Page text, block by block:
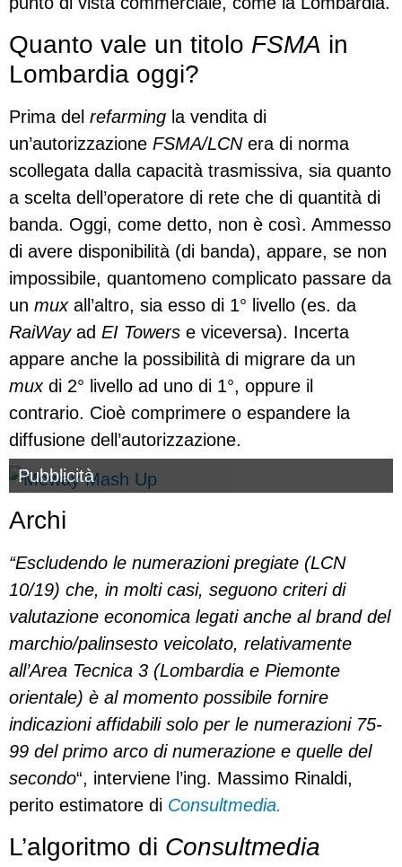
Quanto vale un titolo FSMA in
Lombardia oggi?
Prima del refarming la vendita di
un’autorizzazione FSMA/LCNera di norma
scollegata dalla capacità trasmissiva, sia quanto
a scelta dell’operatore di rete che di quantità di
banda. Oggi, come detto, non è così. Ammesso
di avere disponibilità (di banda), appare, se non
impossibile, quantomeno complicato passare da
un muxall’altro, sia esso di 1° livello (es. da
RaiWayad EI Towers e viceversa). Incerta
appare anche la possibilità di migrare da un
muxdi 2° livello ad uno di 1°, oppure il
contrario. Cioè comprimere o espandere la
diffusione dell’autorizzazione.
Pubblicità
Archi
“Escludendo le numerazioni pregiate (LCN
10/19) che, in molti casi, seguono criteri di
valutazione economica legati anche al brand del
marchio/palinsesto veicolato, relativamente
all’Area Tecnica 3 (Lombardia e Piemonte
orientale) è al momento possibile fornire
indicazioni affidabili solo per le numerazioni 75-
99 del primo arco di numerazione e quelle del
secondo“, interviene l’ing. Massimo Rinaldi,
perito estimatore di Consultmedia.
L’algoritmo di Consultmedia